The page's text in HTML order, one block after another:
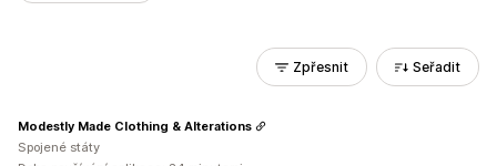
Zpřesnit Seřadit
Modestly Made Clothing & Alterations
Spojené státy